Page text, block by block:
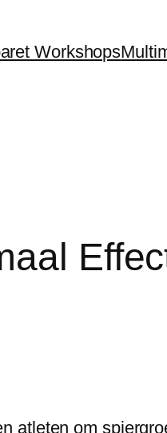
Workshops
atleten om